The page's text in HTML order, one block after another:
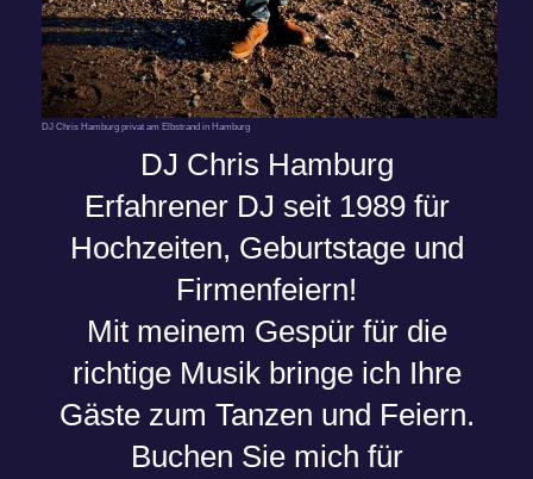
DJ Chris Hamburg privat am Elbstrand in Hamburg
DJ Chris Hamburg
Erfahrener DJ seit 1989 für
Hochzeiten, Geburtstage und
Firmenfeiern!
Mit meinem Gespür für die
richtige Musik bringe ich Ihre
Gäste zum Tanzen und Feiern.
Buchen Sie mich für